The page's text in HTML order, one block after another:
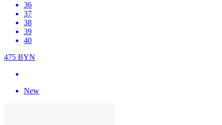
36
37
38
39
40
475 BYN
New